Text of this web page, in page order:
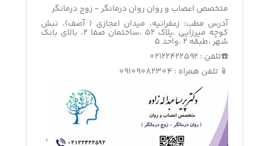
متخصص اعصاب و روان روان درمانگر - زوج درمانگر
آدرس مطب: زعفرانیه، میدان اعجازی ( آصف)، نبش
کوچه میرزایی ،پلاک ۵۲ ،ساختمان صفا ۲، بالای بانک
شهر ،طبقه ۲ ،واحد ۵
☎️تلفن : 02122422592
📱 تلفن همراه : 09109082304
'